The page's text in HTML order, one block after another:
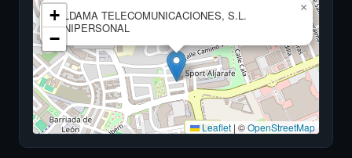
ALDAMA TELECOMUNICACIONES, S.L.
UNIPERSONAL
×
+
−
Leaflet | ©OpenStreetMap